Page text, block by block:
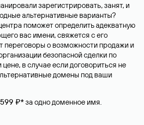
зарегистрировать, занят, и
альтернативные варианты?
поможет определить адекватную
вас имени, свяжется с его
переговоры о возможности продажи и
безопасной сделки по
в случае если договориться не
домены под ваши
₽*за одно доменное имя.